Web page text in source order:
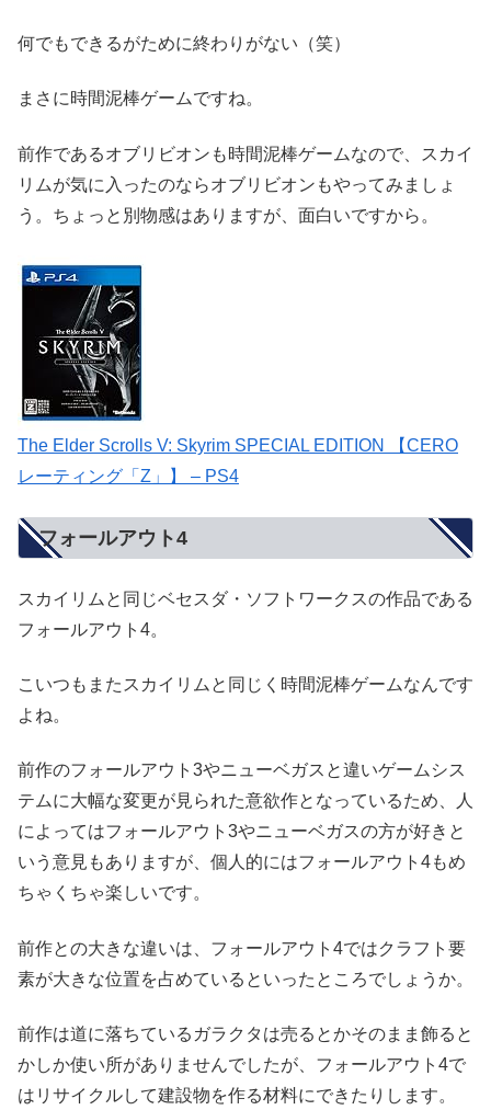
何でもできるがために終わりがない（笑）
まさに時間泥棒ゲームですね。
前作であるオブリビオンも時間泥棒ゲームなので、スカイ
リムが気に入ったのならオブリビオンもやってみましょ
う。ちょっと別物感はありますが、面白いですから。
The Elder Scrolls V: Skyrim SPECIAL EDITION 【CERO
レーティング「Z」】 – PS4
フォールアウト4
スカイリムと同じベセスダ・ソフトワークスの作品である
フォールアウト4。
こいつもまたスカイリムと同じく時間泥棒ゲームなんです
よね。
前作のフォールアウト3やニューベガスと違いゲームシス
テムに大幅な変更が見られた意欲作となっているため、人
によってはフォールアウト3やニューベガスの方が好きと
いう意見もありますが、個人的にはフォールアウト4もめ
ちゃくちゃ楽しいです。
前作との大きな違いは、フォールアウト4ではクラフト要
素が大きな位置を占めているといったところでしょうか。
前作は道に落ちているガラクタは売るとかそのまま飾ると
かしか使い所がありませんでしたが、フォールアウト4で
はリサイクルして建設物を作る材料にできたりします。